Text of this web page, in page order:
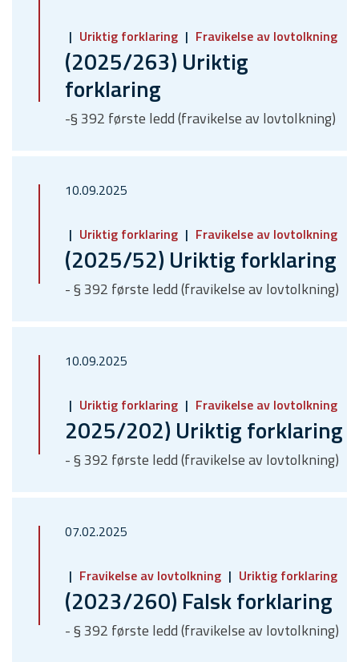
Uriktig forklaring Fravikelse av lovtolkning
(2025/263) Uriktig
forklaring
-§ 392 første ledd (fravikelse av lovtolkning)
10.09.2025
Uriktig forklaring Fravikelse av lovtolkning
(2025/52) Uriktig forklaring
- § 392 første ledd (fravikelse av lovtolkning)
10.09.2025
Uriktig forklaring Fravikelse av lovtolkning
2025/202) Uriktig forklaring
- § 392 første ledd (fravikelse av lovtolkning)
07.02.2025
Fravikelse av lovtolkning Uriktig forklaring
(2023/260) Falsk forklaring
- § 392 første ledd (fravikelse av lovtolkning)